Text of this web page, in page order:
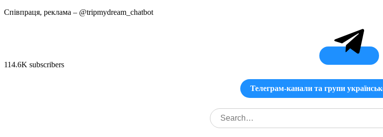
Співпраця, реклама – @tripmydream_chatbot
114.6K subscribers
Телеграм-канали та групи